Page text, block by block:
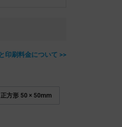
印刷料金について >>
正方形 50 × 50mm